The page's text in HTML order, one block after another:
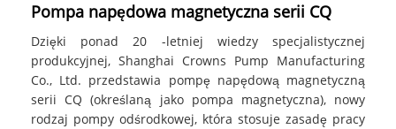
Pompa napędowa magnetyczna serii CQ
Dzięki ponad 20 -letniej wiedzy specjalistycznej
produkcyjnej, Shanghai Crowns Pump Manufacturing
Co., Ltd. przedstawia pompę napędową magnetyczną
serii CQ (określaną jako pompa magnetyczna), nowy
rodzaj pompy odśrodkowej, która stosuje zasadę pracy